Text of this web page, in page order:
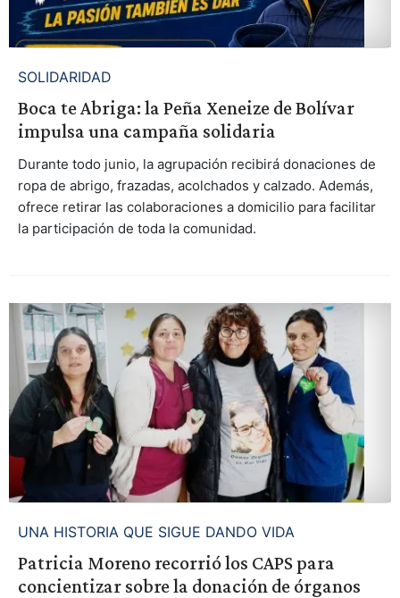
SOLIDARIDAD
Boca te Abriga: la Peña Xeneize de Bolívar
impulsa una campaña solidaria
Durante todo junio, la agrupación recibirá donaciones de
ropa de abrigo, frazadas, acolchados y calzado. Además,
ofrece retirar las colaboraciones a domicilio para facilitar
la participación de toda la comunidad.
UNA HISTORIA QUE SIGUE DANDO VIDA
Patricia Moreno recorrió los CAPS para
concientizar sobre la donación de órganos